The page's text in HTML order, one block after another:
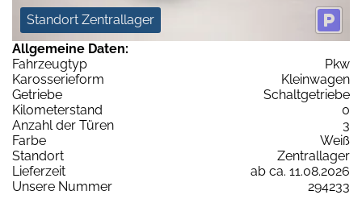
Standort Zentrallager
Allgemeine Daten:
Fahrzeugtyp
Pkw
Karosserieform
Kleinwagen
Getriebe
Schaltgetriebe
Kilometerstand
0
Anzahl der Türen
3
Farbe
Weiß
Standort
Zentrallager
Lieferzeit
ab ca. 11.08.2026
Unsere Nummer
294233